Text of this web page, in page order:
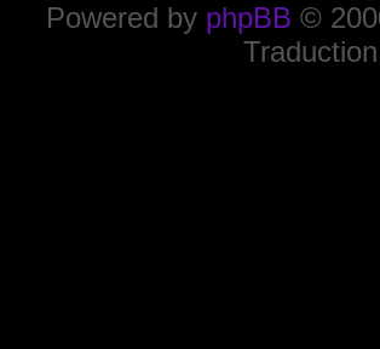
Powered by phpBB ©